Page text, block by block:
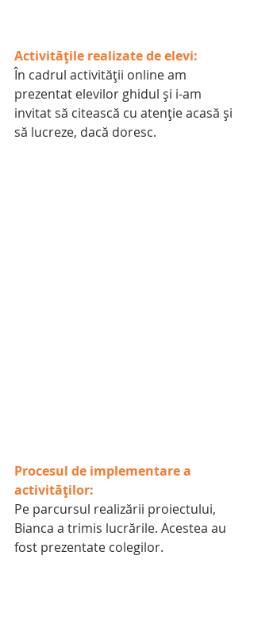
Activitățile realizate de elevi:
În cadrul activității online am
prezentat elevilor ghidul și i-am
invitat să citească cu atenție acasă și
să lucreze, dacă doresc.
Procesul de implementare a
activităților:
Pe parcursul realizării proiectului,
Bianca a trimis lucrările. Acestea au
fost prezentate colegilor.